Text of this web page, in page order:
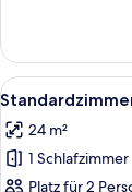
1 King-
Bett
(View)
Alle
Fotos
für
7
24 m²
1 Schlafzimmer
Platz für 2